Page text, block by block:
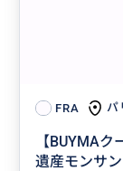
FRA パ
【BUYMA
遺産モンサ